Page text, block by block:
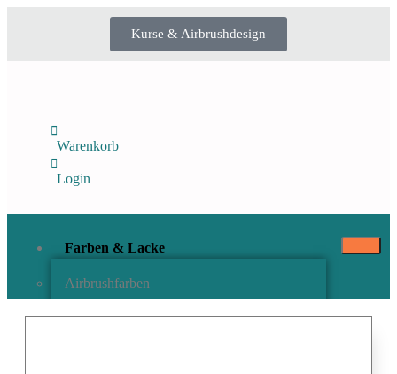
Kurse & Airbrushdesign
Warenkorb
Login
Farben & Lacke
Airbrushfarben